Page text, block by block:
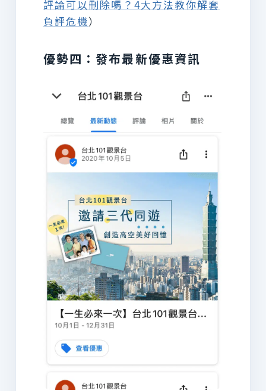
評論可以刪除嗎？4大方法教你解套
負評危機）
優勢四：發布最新優惠資訊